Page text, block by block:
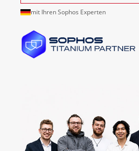
mit Ihren Sophos Experten